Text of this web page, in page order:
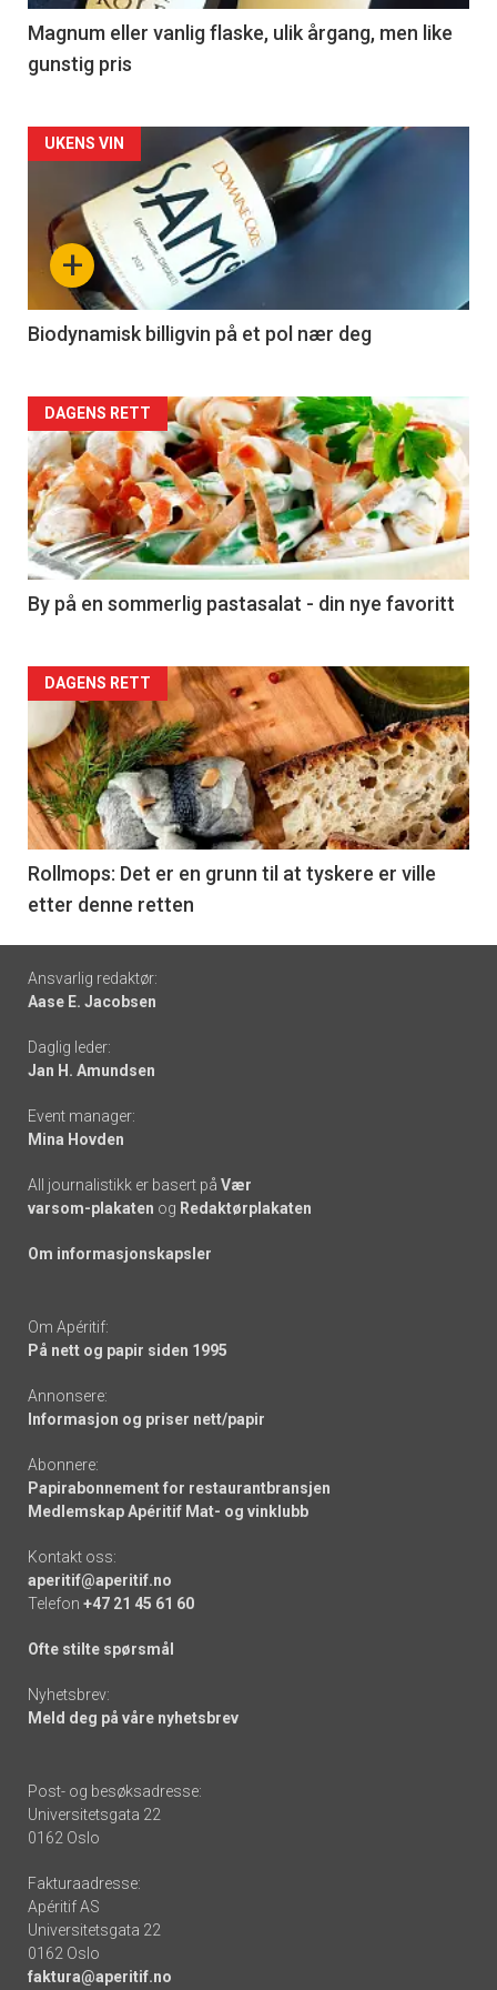
3
Magnum eller vanlig flaske, ulik årgang, men like
gunstig pris
Forsiden
akkurat
nå
4
+
UKENS VIN
Biodynamisk billigvin på et pol nær deg
Forsiden
akkurat
nå
-
5
DAGENS RETT
By på en sommerlig pastasalat - din nye favoritt
Forsiden
akkurat
nå
-
6
DAGENS RETT
Rollmops: Det er en grunn til at tyskere er ville
etter denne retten
Footer
-
links
Ansvarlig redaktør:
Aase E. Jacobsen
Daglig leder:
Jan H. Amundsen
Event manager:
Mina Hovden
All journalistikk er basert på Vær
varsom-plakaten og Redaktørplakaten
Om informasjonskapsler
Om Apéritif:
På nett og papir siden 1995
Annonsere:
Informasjon og priser nett/papir
Abonnere:
Papirabonnement for restaurantbransjen
Medlemskap Apéritif Mat- og vinklubb
Kontakt oss:
aperitif@aperitif.no
Telefon +47 21 45 61 60
Ofte stilte spørsmål
Nyhetsbrev:
Meld deg på våre nyhetsbrev
Post- og besøksadresse:
Universitetsgata 22
0162 Oslo
Fakturaadresse:
Apéritif AS
Universitetsgata 22
0162 Oslo
faktura@aperitif.no